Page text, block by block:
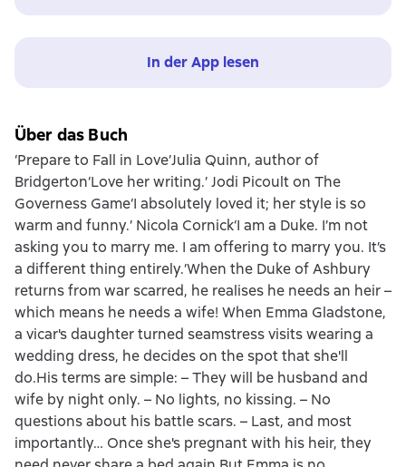
In der App lesen
Über das Buch
‘Prepare to Fall in Love’Julia Quinn, author of
Bridgerton‘Love her writing.’ Jodi Picoult on The
Governess Game‘I absolutely loved it; her style is so
warm and funny.’ Nicola Cornick‘I am a Duke. I’m not
asking you to marry me. I am offering to marry you. It’s
a different thing entirely.’When the Duke of Ashbury
returns from war scarred, he realises he needs an heir –
which means he needs a wife! When Emma Gladstone,
a vicar's daughter turned seamstress visits wearing a
wedding dress, he decides on the spot that she'll
do.His terms are simple: – They will be husband and
wife by night only. – No lights, no kissing. – No
questions about his battle scars. – Last, and most
importantly… Once she's pregnant with his heir, they